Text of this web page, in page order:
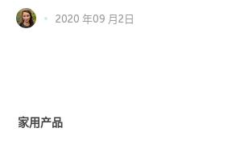
2020 年09 月2日
家用产品